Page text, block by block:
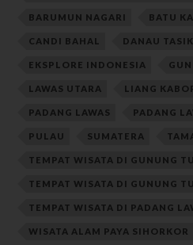
BARUMUN NAGARI BATU
CANDI BAHAL DANAU TASIK
EKSPLORE INDONESIA
LAWAS UTARA LIANG
PADANG LAWAS PADANG
PULAU SUMATERA
TEMPAT WISATA DI GUNUNG
TEMPAT WISATA DI GUNUNG
TEMPAT WISATA DI PADANG
WISATA ALAM PAYA SIHORKOR